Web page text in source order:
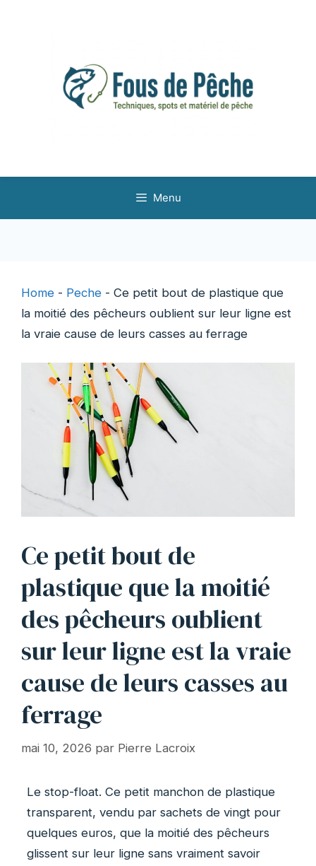
Menu
Home - Peche - Ce petit bout de plastique que
la moitié des pêcheurs oublient sur leur ligne est
la vraie cause de leurs casses au ferrage
Ce petit bout de
plastique que la moitié
des pêcheurs oublient
sur leur ligne est la vraie
cause de leurs casses au
ferrage
mai 10, 2026 par Pierre Lacroix
Le stop-float. Ce petit manchon de plastique
transparent, vendu par sachets de vingt pour
quelques euros, que la moitié des pêcheurs
glissent sur leur ligne sans vraiment savoir